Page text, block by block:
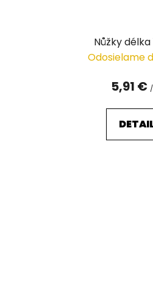
Nůžky délka
Odosielame
5,91 €